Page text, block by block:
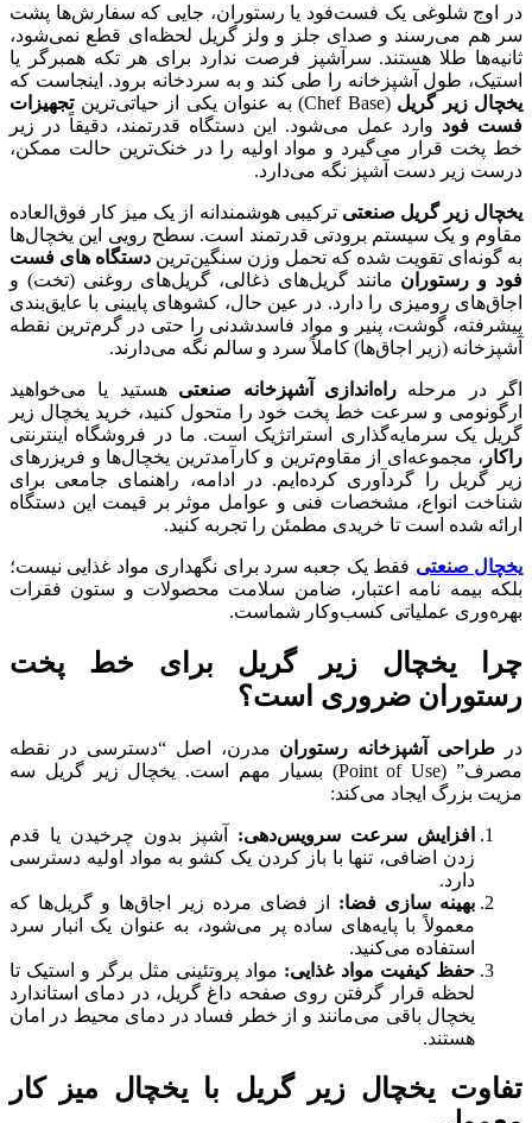
در اوج شلوغی یک فست‌فود یا رستوران، جایی که سفارش‌ها پشت
سر هم می‌رسند و صدای جلز و ولز گریل لحظه‌ای قطع نمی‌شود،
ثانیه‌ها طلا هستند. سرآشپز فرصت ندارد برای هر تکه همبرگر یا
استیک، طول آشپزخانه را طی کند و به سردخانه برود. اینجاست که
یخچال زیر گریل (Chef Base) به عنوان یکی از حیاتی‌ترین
تجهیزات
فست فود وارد عمل می‌شود. این دستگاه قدرتمند، دقیقاً در زیر
خط پخت قرار می‌گیرد و مواد اولیه را در خنک‌ترین حالت ممکن،
درست زیر دست آشپز نگه می‌دارد.
یخچال زیر گریل صنعتی ترکیبی هوشمندانه از یک میز کار فوق‌العاده
مقاوم و یک سیستم برودتی قدرتمند است. سطح رویی این یخچال‌ها
به گونه‌ای تقویت شده که تحمل وزن سنگین‌ترین دستگاه های فست
فود و رستوران مانند گریل‌های ذغالی، گریل‌های روغنی (تخت) و
اجاق‌های رومیزی را دارد. در عین حال، کشوهای پایینی با عایق‌بندی
پیشرفته، گوشت، پنیر و مواد فاسدشدنی را حتی در گرم‌ترین نقطه
آشپزخانه (زیر اجاق‌ها) کاملاً سرد و سالم نگه می‌دارند.
اگر در مرحلهراه‌اندازی آشپزخانه صنعتی هستید یا می‌خواهید
ارگونومی و سرعت خط پخت خود را متحول کنید، خرید یخچال زیر
گریل یک سرمایه‌گذاری استراتژیک است. ما در فروشگاه اینترنتی
راکار ، مجموعه‌ای از مقاوم‌ترین و کارآمدترین یخچال‌ها و فریزرهای
زیر گریل را گردآوری کرده‌ایم. در ادامه، راهنمای جامعی برای
شناخت انواع، مشخصات فنی و عوامل موثر بر قیمت این دستگاه
ارائه شده است تا خریدی مطمئن را تجربه کنید.
یخچال صنعتی فقط یک جعبه سرد برای نگهداری مواد غذایی نیست؛
بلکه بیمه نامه اعتبار، ضامن سلامت محصولات و ستون فقرات
بهره‌وری عملیاتی کسب‌وکار شماست.
چرا یخچال زیر گریل برای خط پخت
رستوران ضروری است؟
در طراحی آشپزخانه رستوران مدرن، اصل “دسترسی در نقطه
مصرف” (Point of Use) بسیار مهم است. یخچال زیر گریل سه
مزیت بزرگ ایجاد می‌کند:
افزایش سرعت سرویس‌دهی: آشپز بدون چرخیدن یا قدم
زدن اضافی، تنها با باز کردن یک کشو به مواد اولیه دسترسی
دارد.
بهینه سازی فضا: از فضای مرده زیر اجاق‌ها و گریل‌ها که
معمولاً با پایه‌های ساده پر می‌شود، به عنوان یک انبار سرد
استفاده می‌کنید.
حفظ کیفیت مواد غذایی: مواد پروتئینی مثل برگر و استیک تا
لحظه قرار گرفتن روی صفحه داغ گریل، در دمای استاندارد
یخچال باقی می‌مانند و از خطر فساد در دمای محیط در امان
هستند.
تفاوت یخچال زیر گریل با یخچال میز کار